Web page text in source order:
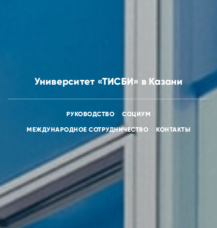
Университет «ТИСБИ» в Казани
РУКОВОДСТВО
СОЦИУМ
МЕЖДУНАРОДНОЕ СОТРУДНИЧЕСТВО
КОНТАКТЫ